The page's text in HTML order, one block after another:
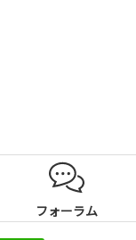
フォーラム